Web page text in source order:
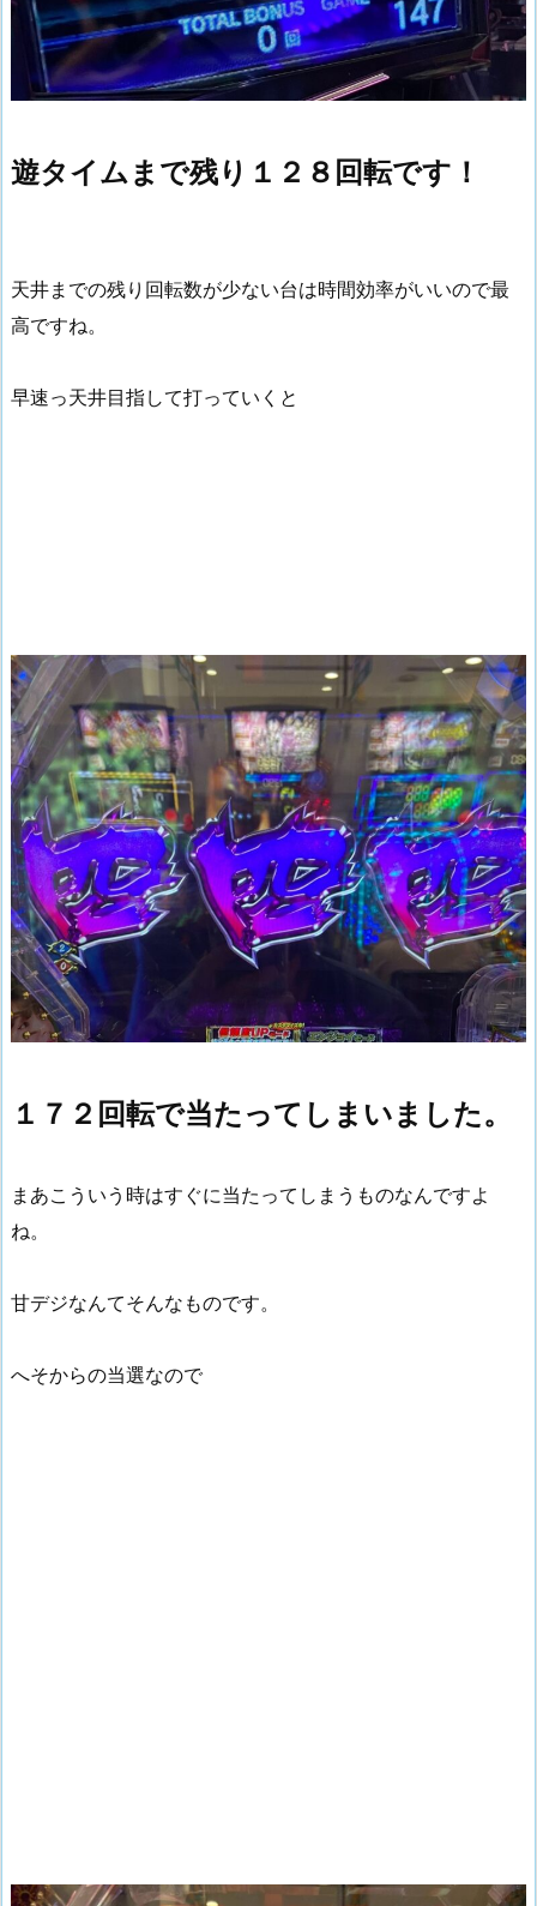
遊タイムまで残り１２８回転です！
天井までの残り回転数が少ない台は時間効率がいいので最
高ですね。
早速っ天井目指して打っていくと
１７２回転で当たってしまいました。
まあこういう時はすぐに当たってしまうものなんですよ
ね。
甘デジなんてそんなものです。
へそからの当選なので